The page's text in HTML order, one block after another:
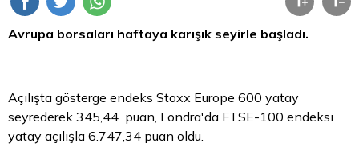
Avrupa borsaları haftaya karışık seyirle başladı.
Açılışta gösterge endeks Stoxx Europe 600 yatay
seyrederek 345,44 puan, Londra'da FTSE-100 endeksi
yatay açılışla 6.747,34 puan oldu.